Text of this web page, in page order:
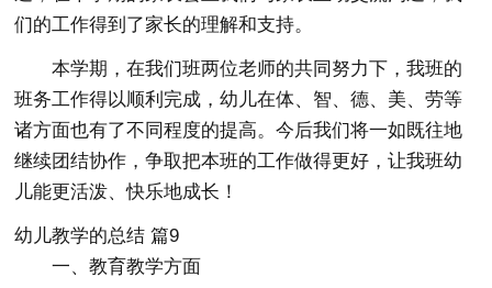
们的工作得到了家长的理解和支持。
本学期，在我们班两位老师的共同努力下，我班的
班务工作得以顺利完成，幼儿在体、智、德、美、劳等
诸方面也有了不同程度的提高。今后我们将一如既往地
继续团结协作，争取把本班的工作做得更好，让我班幼
儿能更活泼、快乐地成长！
幼儿教学的总结 篇9
一、教育教学方面